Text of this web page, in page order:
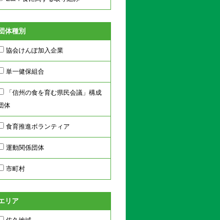
体種別
協会けんぽ加入企業
単一健保組合
「信州の食を育む県民会議」構成
体
食育推進ボランティア
運動関係団体
市町村
リア